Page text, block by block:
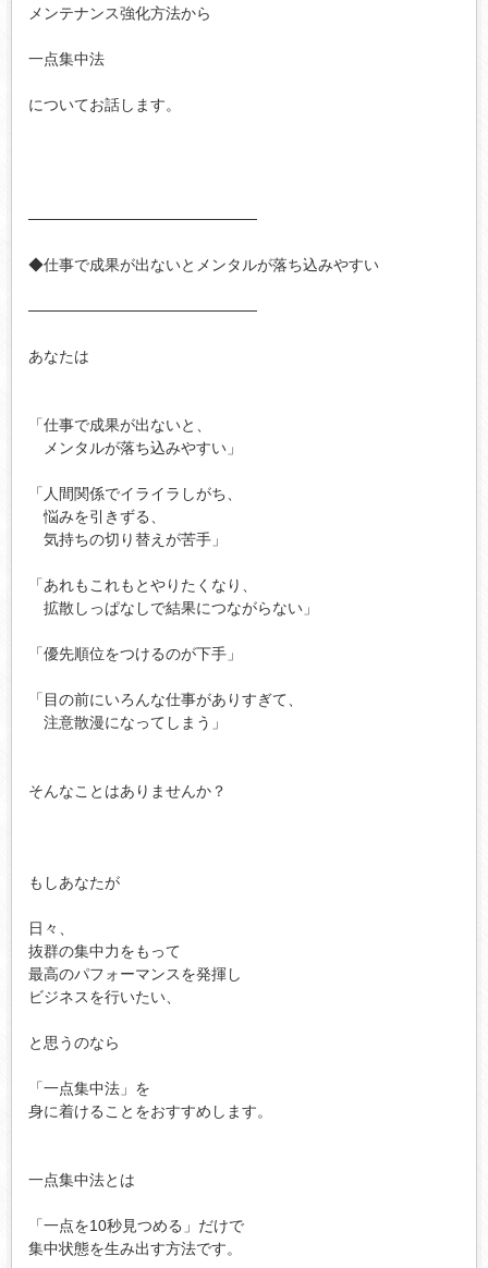
メンテナンス強化方法から
一点集中法
についてお話します。
─────────────────────
◆仕事で成果が出ないとメンタルが落ち込みやすい
─────────────────────
あなたは
「仕事で成果が出ないと、
メンタルが落ち込みやすい」
「人間関係でイライラしがち、
悩みを引きずる、
気持ちの切り替えが苦手」
「あれもこれもとやりたくなり、
拡散しっぱなしで結果につながらない」
「優先順位をつけるのが下手」
「目の前にいろんな仕事がありすぎて、
注意散漫になってしまう」
そんなことはありませんか？
もしあなたが
日々、
抜群の集中力をもって
最高のパフォーマンスを発揮し
ビジネスを行いたい、
と思うのなら
「一点集中法」を
身に着けることをおすすめします。
一点集中法とは
「一点を10秒見つめる」だけで
集中状態を生み出す方法です。